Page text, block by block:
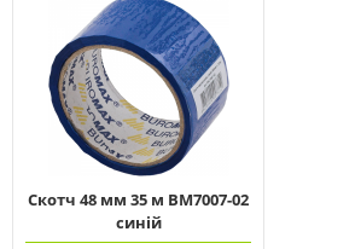
Скотч 48 мм 35 м ВМ7007-02
синій